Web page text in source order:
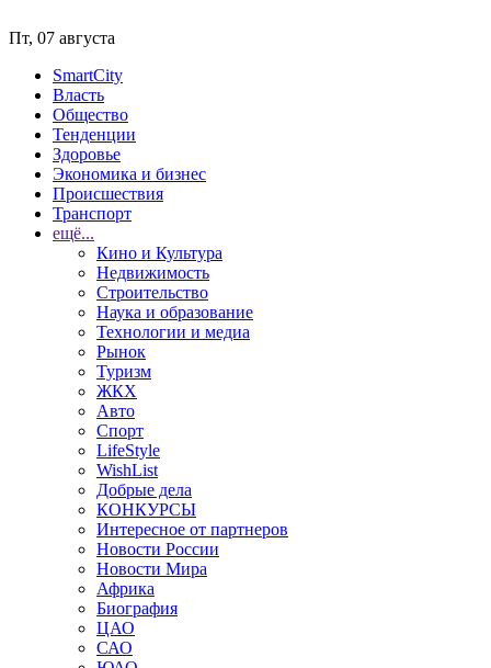
Пт, 07 августа
SmartCity
Власть
Общество
Тенденции
Здоровье
Экономика и бизнес
Происшествия
Транспорт
ещё...
Кино и Культура
Недвижимость
Строительство
Наука и образование
Технологии и медиа
Рынок
Туризм
ЖКХ
Авто
Спорт
LifeStyle
WishList
Добрые дела
КОНКУРСЫ
Интересное от партнеров
Новости России
Новости Мира
Африка
Биография
ЦАО
САО